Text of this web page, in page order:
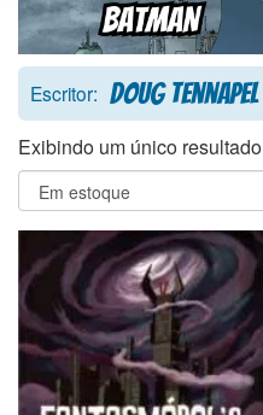
Escritor: Doug Tennapel
Exibindo um único resultado